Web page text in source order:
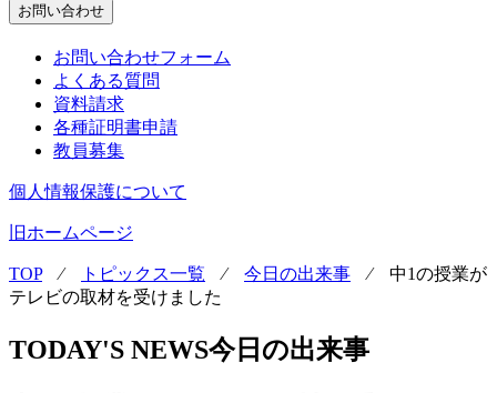
お問い合わせ
お問い合わせフォーム
よくある質問
資料請求
各種証明書申請
教員募集
個人情報保護について
旧ホームページ
TOP⁄ トピックス一覧 ⁄ 今日の出来事 ⁄ 中1の授業が
テレビの取材を受けました
TODAY'S NEWS今日の出来事